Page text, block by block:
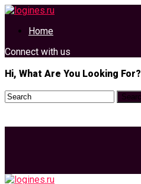
Home
Connect with us
Hi, What Are You Looking For?